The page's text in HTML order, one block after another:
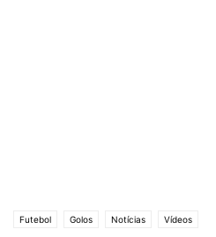
Futebol Golos Notícias Vídeos